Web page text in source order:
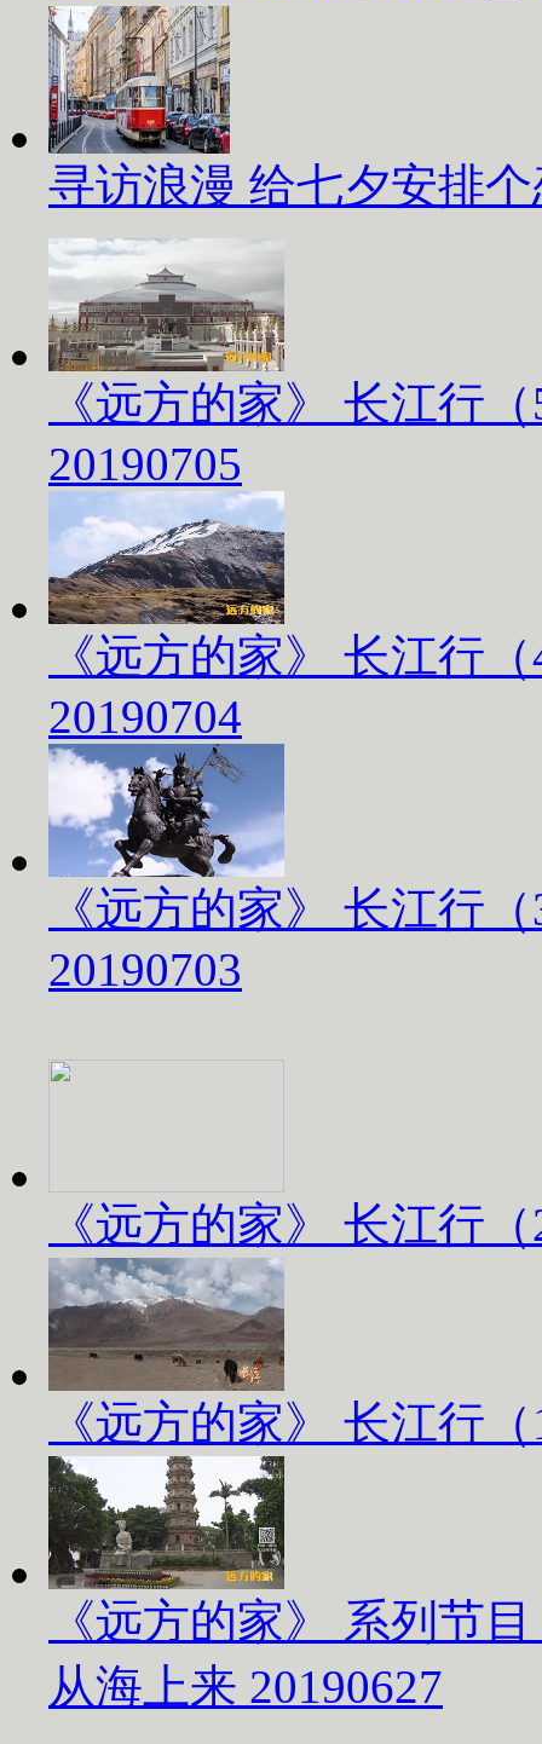
寻访浪漫 给七夕安排
《远方的家》 长江行
20190705
《远方的家》 长江行
20190704
《远方的家》 长江行
20190703
《远方的家》 长江行
《远方的家》 长江行
《远方的家》 系列节
从海上来 20190627